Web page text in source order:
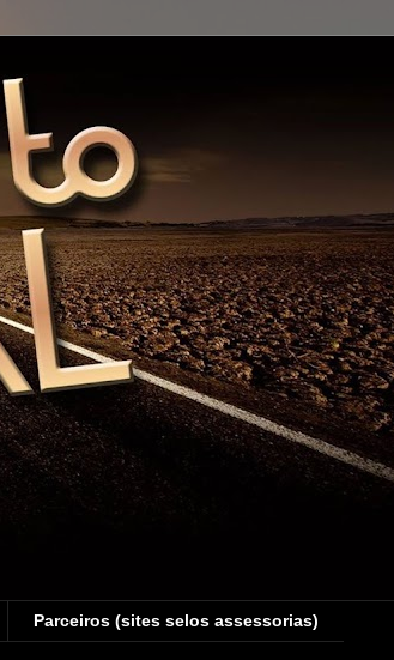
Parceiros (sites selos assessorias)